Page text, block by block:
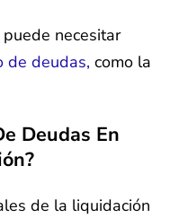
necesitar
de deudas, como la
Deudas En
de la liquidación